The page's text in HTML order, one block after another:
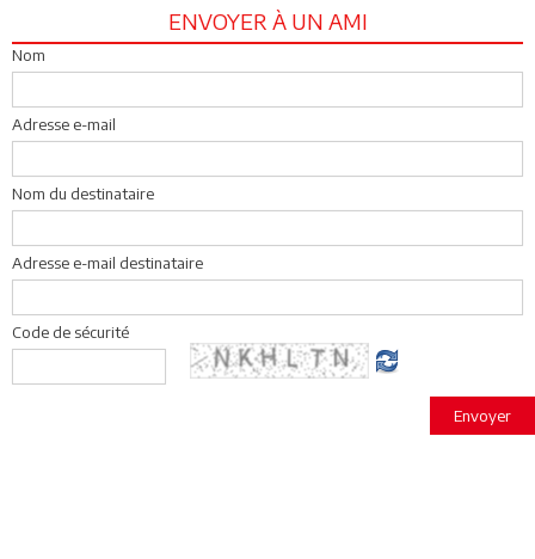
ENVOYER À UN AMI
Nom
Adresse e-mail
Nom du destinataire
Adresse e-mail destinataire
Code de sécurité
Envoyer